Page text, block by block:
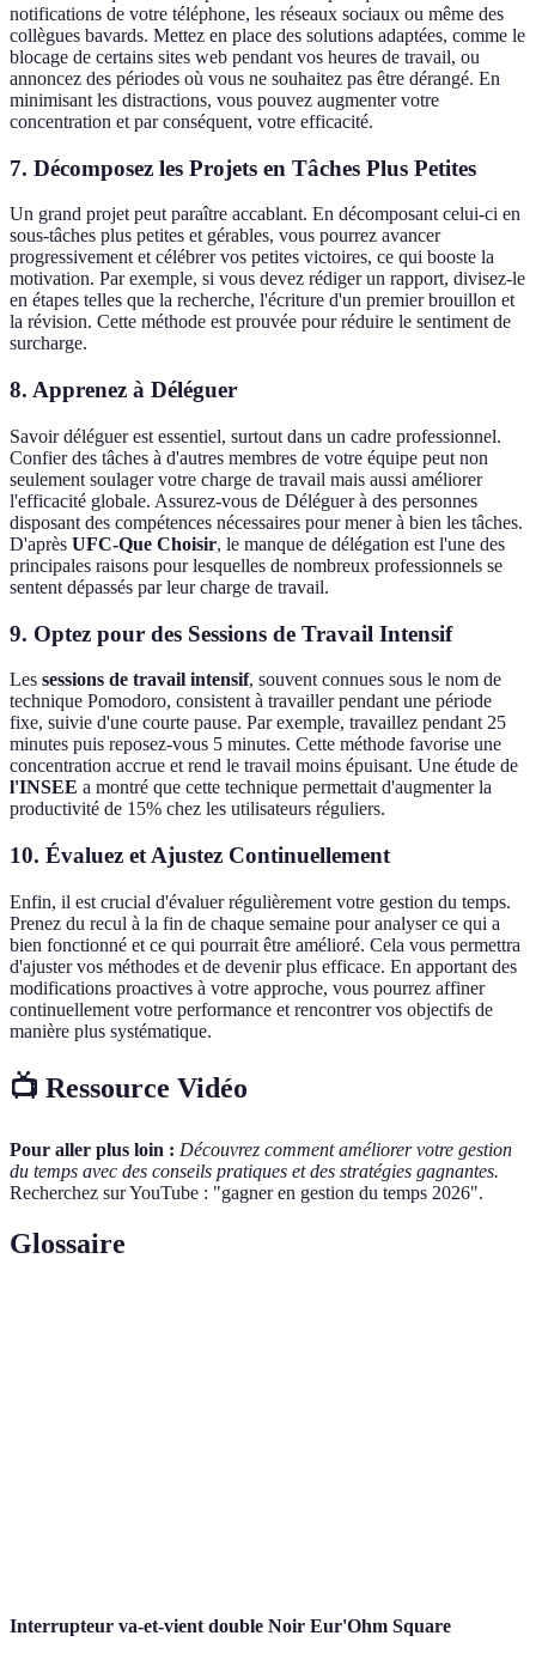
notifications de votre téléphone, les réseaux sociaux ou même des
collègues bavards. Mettez en place des solutions adaptées, comme le
blocage de certains sites web pendant vos heures de travail, ou
annoncez des périodes où vous ne souhaitez pas être dérangé. En
minimisant les distractions, vous pouvez augmenter votre
concentration et par conséquent, votre efficacité.
7. Décomposez les Projets en Tâches Plus Petites
Un grand projet peut paraître accablant. En décomposant celui-ci en
sous-tâches plus petites et gérables, vous pourrez avancer
progressivement et célébrer vos petites victoires, ce qui booste la
motivation. Par exemple, si vous devez rédiger un rapport, divisez-le
en étapes telles que la recherche, l'écriture d'un premier brouillon et
la révision. Cette méthode est prouvée pour réduire le sentiment de
surcharge.
8. Apprenez à Déléguer
Savoir déléguer est essentiel, surtout dans un cadre professionnel.
Confier des tâches à d'autres membres de votre équipe peut non
seulement soulager votre charge de travail mais aussi améliorer
l'efficacité globale. Assurez-vous de Déléguer à des personnes
disposant des compétences nécessaires pour mener à bien les tâches.
D'après UFC-Que Choisir, le manque de délégation est l'une des
principales raisons pour lesquelles de nombreux professionnels se
sentent dépassés par leur charge de travail.
9. Optez pour des Sessions de Travail Intensif
Les sessions de travail intensif, souvent connues sous le nom de
technique Pomodoro, consistent à travailler pendant une période
fixe, suivie d'une courte pause. Par exemple, travaillez pendant 25
minutes puis reposez-vous 5 minutes. Cette méthode favorise une
concentration accrue et rend le travail moins épuisant. Une étude de
l'INSEE a montré que cette technique permettait d'augmenter la
productivité de 15% chez les utilisateurs réguliers.
10. Évaluez et Ajustez Continuellement
Enfin, il est crucial d'évaluer régulièrement votre gestion du temps.
Prenez du recul à la fin de chaque semaine pour analyser ce qui a
bien fonctionné et ce qui pourrait être amélioré. Cela vous permettra
d'ajuster vos méthodes et de devenir plus efficace. En apportant des
modifications proactives à votre approche, vous pourrez affiner
continuellement votre performance et rencontrer vos objectifs de
manière plus systématique.
📺 Ressource Vidéo
Pour aller plus loin : Découvrez comment améliorer votre gestion
du temps avec des conseils pratiques et des stratégies gagnantes.
Recherchez sur YouTube : "gagner en gestion du temps 2026".
Glossaire
Interrupteur va-et-vient double Noir Eur'Ohm Square